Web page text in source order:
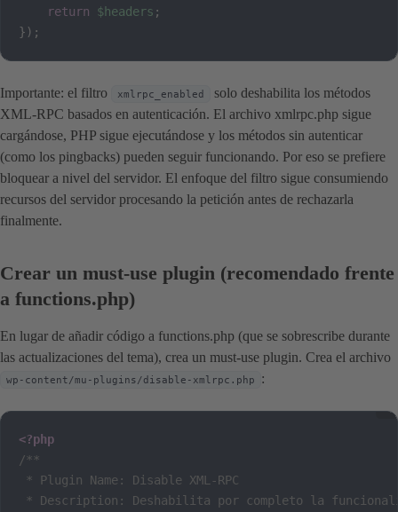
return
$headers ;
} ) ;
Importante: el filtro xmlrpc_enabled
solo deshabilita los métodos
XML-RPC basados en autenticación. El archivo xmlrpc.php sigue
cargándose, PHP sigue ejecutándose y los métodos sin autenticar
(como los pingbacks) pueden seguir funcionando. Por eso se prefiere
bloquear a nivel del servidor. El enfoque del filtro sigue consumiendo
recursos del servidor procesando la petición antes de rechazarla
finalmente.
Crear un must-use plugin (recomendado frente
a functions.php)
En lugar de añadir código a functions.php (que se sobrescribe durante
las actualizaciones del tema), crea un must-use plugin. Crea el archivo
wp-content/mu-plugins/disable-xmlrpc.php :
<?php
/**
* Plugin Name: Disable XML-RPC
* Description: Deshabilita por completo la